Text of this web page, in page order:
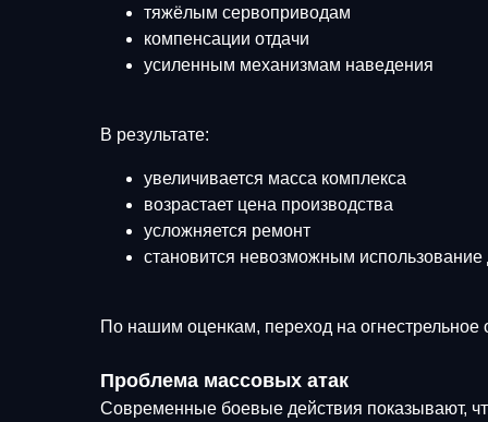
тяжёлым сервоприводам
компенсации отдачи
усиленным механизмам наведения
В результате:
увеличивается масса комплекса
возрастает цена производства
усложняется ремонт
становится невозможным
По нашим оценкам, переход на огнестрельное
Проблема массовых атак
Современные боевые действия показывают,